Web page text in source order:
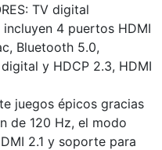
TV digital
4 puertos HDMI
Bluetooth 5.0,
y HDCP 2.3, HDMI
juegos épicos gracias
de 120 Hz, el modo
2.1 y soporte para